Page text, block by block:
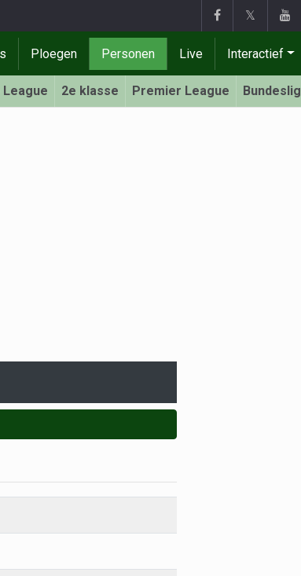
𝕏
Ploegen Personen Live Interactief
2e klasse Premier League